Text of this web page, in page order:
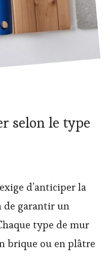
selon le type
d’anticiper la
de garantir un
type de mur
brique ou en plâtre